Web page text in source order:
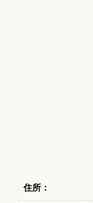
住所：